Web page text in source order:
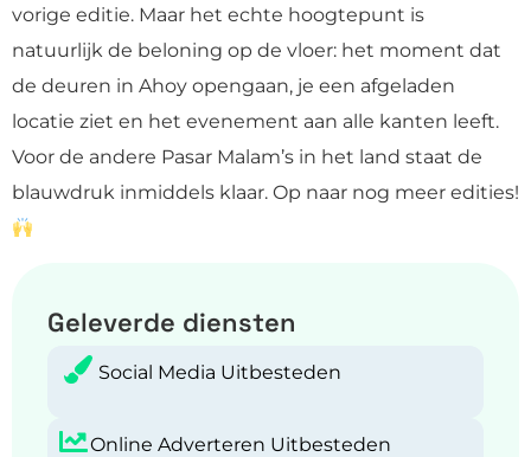
vorige editie. Maar het echte hoogtepunt is
natuurlijk de beloning op de vloer: het moment dat
de deuren in Ahoy opengaan, je een afgeladen
locatie ziet en het evenement aan alle kanten leeft.
Voor de andere Pasar Malam’s in het land staat de
blauwdruk inmiddels klaar. Op naar nog meer edities!
Geleverde diensten
Social Media Uitbesteden
Online Adverteren Uitbesteden